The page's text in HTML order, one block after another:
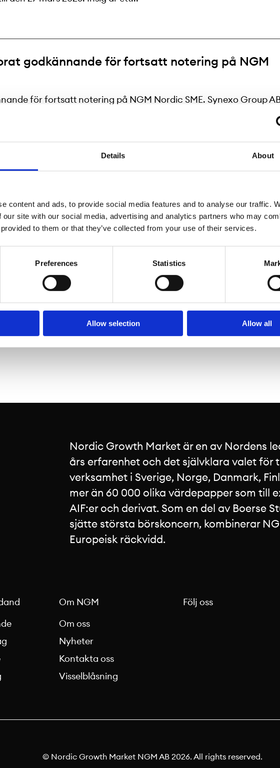
Details About
content and ads, to provide social media features and to analyse our traffic.
our site with our social media, advertising and analytics partners who may
to them or that they’ve collected from your use of their services.
Preferences Statistics
Allow selection Allow all
godkännande för fortsatt notering på NGM
för fortsatt notering på NGM Nordic SME. Synexo Group
Nordic SME efter att Bolaget genomfört...
villkorat godkännande för notering på NGM
”Bolaget”) har erhållit villkorat godkännande för notering på
den 16 december 2025. Argo Defence är...
villkorat godkännande för notering på NGM
erhållit villkorat godkännande för notering på Nordic SME på
till den 19 december 2025. EmbeddedArt...
Nordic Growth Market är en av Nordens
års erfarenhet och det självklara valet för
verksamhet i Sverige, Norge, Danmark,
mer än 60 000 olika värdepapper som till
AIF:er och derivat. Som en del av Boerse
sjätte största börskoncern, kombinerar
Europeisk räckvidd.
Om NGM
Om oss
Nyheter
Kontakta oss
Visselblåsning
Följ oss
© Nordic Growth Market NGM AB 2026. All rights reserved.